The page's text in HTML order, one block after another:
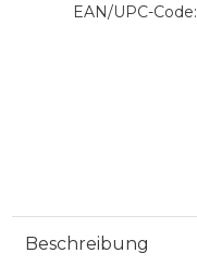
EAN/UPC-Code:
Beschreibung